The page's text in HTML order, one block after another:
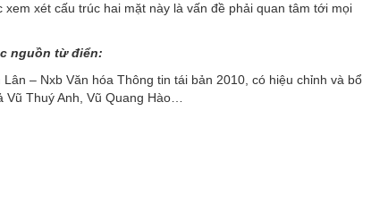
xét cấu trúc hai mặt này là vấn đề phải quan tâm tới mọi
nguồn từ điển:
– Nxb Văn hóa Thông tin tái bản 2010, có hiệu chỉnh và bổ
Thuý Anh, Vũ Quang Hào…